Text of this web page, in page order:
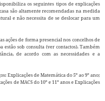
os seguintes tipos de explicações
são altamente recomendadas na medida
e não necessita de se deslocar para um
ações de forma presencial nos concelhos de
estão sob consulta (ver contactos). Também
de acordo com as necessidades e a
Explicações de Matemática do 5º ao 9º ano;
de MACS do 10º e 11º anoseExplicações